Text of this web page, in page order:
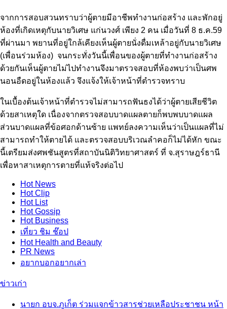
จากการสอบสวนทราบว่าผู้ตายมีอาชีพทำงานก่อสร้าง และพักอยู่
ห้องที่เกิดเหตุกับนายวิเศษ แก่นวงศ์ เพียง 2 คน เมื่อวันที่ 8 ธ.ค.59
ที่ผ่านมา พยานที่อยู่ใกล้เคียงเห็นผู้ตายนั่งดื่มเหล้าอยู่กับนายวิเศษ
(เพื่อนร่วมห้อง) จนกระทั่งวันนี้เพื่อนของผู้ตายที่ทำงานก่อสร้าง
ด้วยกันเห็นผู้ตายไม่ไปทำงานจึงมาตรวจสอบที่ห้องพบว่าเป็นศพ
นอนอืดอยู่ในห้องแล้ว จึงแจ้งให้เจ้าหน้าที่ตำรวจทราบ
ในเบื้องต้นเจ้าหน้าที่ตำรวจไม่สามารถฟันธงได้ว่าผู้ตายเสียชีวิต
ด้วยสาเหตุใด เนื่องจากตรวจสอบบาดแผลตายก็พบพบบาดแผล
ส่วนบาดแผลที่ข้อศอกด้านซ้าย แพทย์ลงความเห็นว่าเป็นแผลที่ไม่
สามารถทำให้ตายได้ และตรวจสอบบริเวณลำคอก็ไม่ได้หัก ขณะ
นี้เตรียมส่งศพชันสูตรที่สถาบันนิติวิทยาศาสตร์ ที่ จ.สุราษฎร์ธานี
เพื่อหาสาเหตุการตายที่แท้จริงต่อไป
HotNews
HotClip
HotList
HotGossip
HotBusiness
เที่ยว ชิม ช๊อป
HotHealth and Beauty
PR News
อยากบอกอยากเล่า
ข่าวเก่า
นายก อบจ.ภูเก็ต ร่วมแจกข้าวสารช่วยเหลือประชาชน หน้า